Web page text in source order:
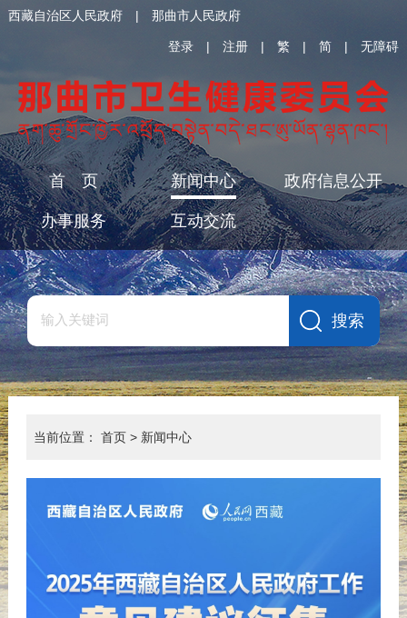
西藏自治区人民政府 | 那曲市人民政府
登录 | 注册 | 繁 | 简 | 无障碍
首 页 新闻中心 政府信息公开
办事服务 互动交流
当前位置： 首页> 新闻中心